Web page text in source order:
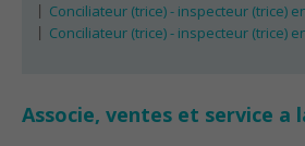
Conciliateur (trice) - inspecteur (trice)
Conciliateur (trice) - inspecteur (trice)
Associe, ventes et service a